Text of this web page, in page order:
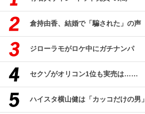
倉持由香、結婚で「騙された」の声
ジローラモがロケ中にガチナンパ
セクゾがオリコン1位も実売は……
ハイスタ横山健は「カッコだけの男」